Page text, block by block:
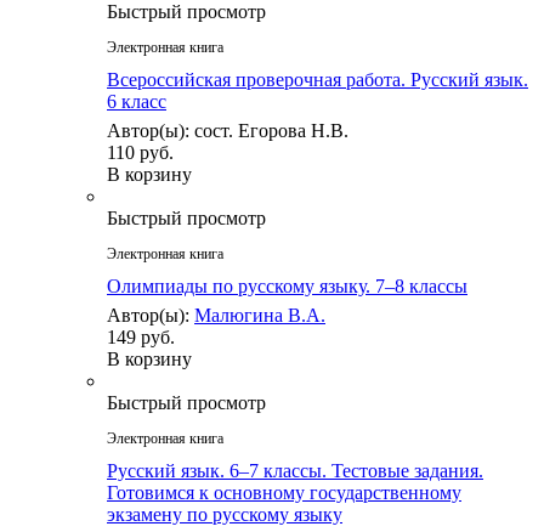
Быстрый просмотр
Электронная книга
Всероссийская проверочная работа. Русский язык.
6 класс
Автор(ы): сост. Егорова Н.В.
110 руб.
В корзину
Быстрый просмотр
Электронная книга
Олимпиады по русскому языку. 7–8 классы
Автор(ы): Малюгина В.А.
149 руб.
В корзину
Быстрый просмотр
Электронная книга
Русский язык. 6–7 классы. Тестовые задания.
Готовимся к основному государственному
экзамену по русскому языку